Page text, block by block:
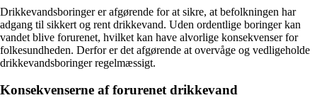
Drikkevandsboringer er afgørende for at sikre, at befolkningen har
adgang til sikkert og rent drikkevand. Uden ordentlige boringer kan
vandet blive forurenet, hvilket kan have alvorlige konsekvenser for
folkesundheden. Derfor er det afgørende at overvåge og vedligeholde
drikkevandsboringer regelmæssigt.
Konsekvenserne af forurenet drikkevand